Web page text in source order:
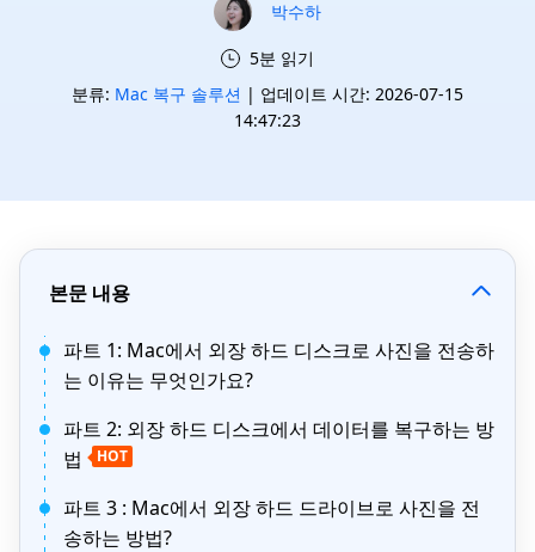
박수하
5분 읽기
분류: Mac 복구 솔루션 | 업데이트 시간: 2026-07-15
14:47:23
본문 내용
파트 1: Mac에서 외장 하드 디스크로 사진을 전송하
는 이유는 무엇인가요?
파트 2: 외장 하드 디스크에서 데이터를 복구하는 방
법
HOT
파트 3 : Mac에서 외장 하드 드라이브로 사진을 전
송하는 방법?